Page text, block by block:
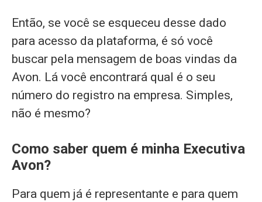
Então, se você se esqueceu desse dado
para acesso da plataforma, é só você
buscar pela mensagem de boas vindas da
Avon. Lá você encontrará qual é o seu
número do registro na empresa. Simples,
não é mesmo?
Como saber quem é minha Executiva
Avon?
Para quem já é representante e para quem